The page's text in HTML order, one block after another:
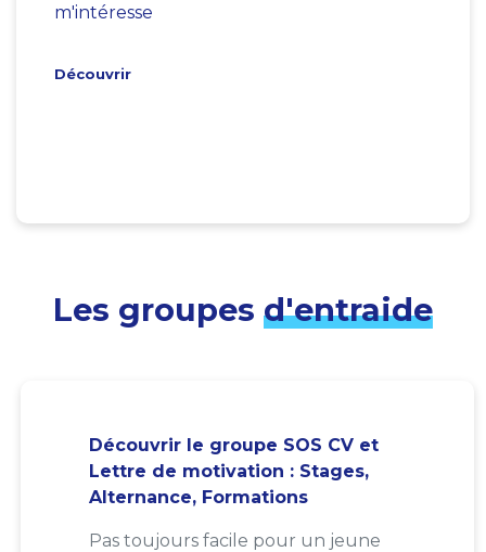
m'intéresse
Découvrir
Les groupes d'entraide
Découvrir le groupe SOS CV et
Lettre de motivation : Stages,
Alternance, Formations
Pas toujours facile pour un jeune